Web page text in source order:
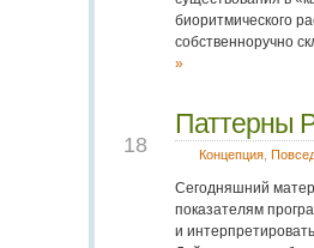
биоритмического
собственноручно
»
18
Паттерны
Концепция
Сегодняшний
показателям
и